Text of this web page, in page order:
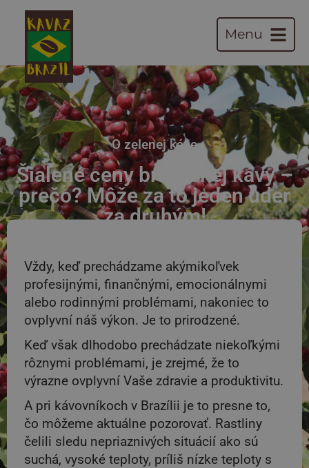
Menu
O zelenej káve
Šialené ceny brazílskej kávy –
prečo? Môže za to jeden úder
za druhým!
Vždy, keď prechádzame akýmikoľvek
profesijnými, finančnými, emocionálnymi
alebo rodinnými problémami, nakoniec to
ovplyvní náš výkon. Je to prirodzené.
Keď však dlhodobo prechádzate niekoľkými
rôznymi problémami, je zrejmé, že to
výrazne ovplyvní Vaše zdravie a produktivitu.
A pri kávovníkoch v Brazílii je to presne to,
čo môžeme aktuálne pozorovať. Rastliny
čelili sledu nepriaznivých situácií ako sú
suchá, vysoké teploty, príliš nízke teploty s